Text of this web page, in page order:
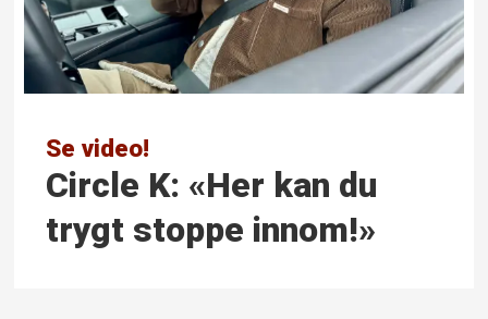
Se video!
Circle K: «Her kan du
trygt stoppe innom!»